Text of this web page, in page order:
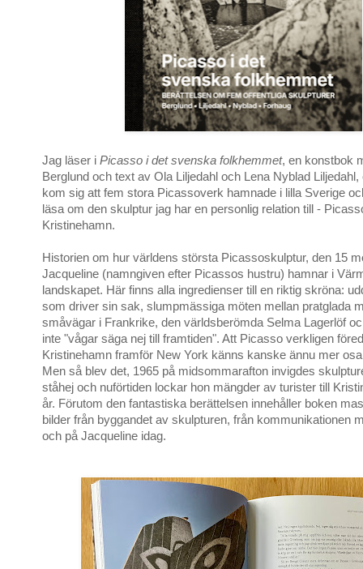
Jag läser i Picasso i det svenska folkhemmet, en konstbok
Berglund och text av Ola Liljedahl och Lena Nyblad Liljedahl,
kom sig att fem stora Picassoverk hamnade i lilla Sverige
läsa om den skulptur jag har en personlig relation till -
Kristinehamn.
Historien om hur världens största Picassoskulptur, den 15
Jacqueline (namngiven efter Picassos hustru) hamnar i
landskapet. Här finns alla ingredienser till en riktig skröna:
som driver sin sak, slumpmässiga möten mellan pratglada
småvägar i Frankrike, den världsberömda Selma Lagerlöf
inte "vågar säga nej till framtiden". Att Picasso verkligen
Kristinehamn framför New York känns kanske ännu mer
Men så blev det, 1965 på midsommarafton invigdes
ståhej och nuförtiden lockar hon mängder av turister till
år. Förutom den fantastiska berättelsen innehåller boken
bilder från byggandet av skulpturen, från kommunikationen
och på Jacqueline idag.